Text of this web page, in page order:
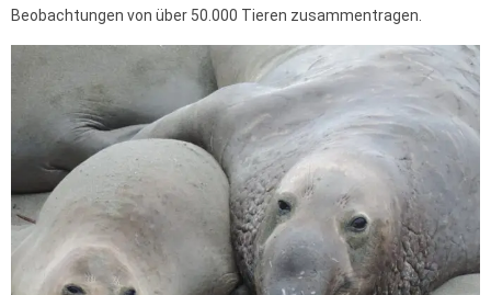
Beobachtungen von über 50.000 Tieren zusammentragen.